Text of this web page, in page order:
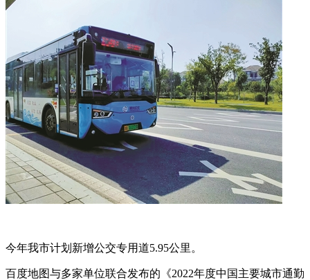
今年我市计划新增公交专用道5.95公里。
百度地图与多家单位联合发布的《2022年度中国主要城市通勤